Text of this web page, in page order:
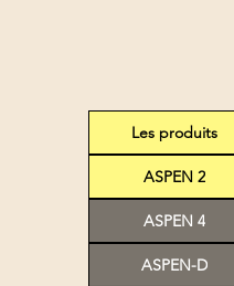
Les produits
ASPEN 2
ASPEN 4
ASPEN-D